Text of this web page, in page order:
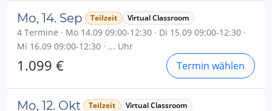
Mo, 14. Sep Teilzeit Virtual Classroom
4 Termine · Mo 14.09 09:00-12:30 · Di 15.09 09:00-12:30 ·
Mi 16.09 09:00-12:30 · ... Uhr
1.099 € Termin wählen
Mo, 12. Okt Teilzeit Virtual Classroom